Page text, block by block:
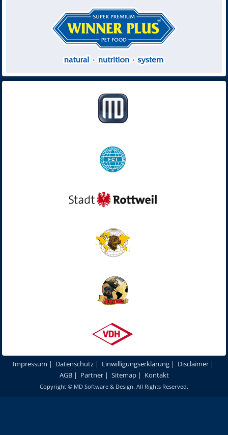
Impressum | Datenschutz | Einwilligungserklärung | Disclaimer |
AGB| Partner| Sitemap| Kontakt
Copyright © MD Software & Design. All Rights Reserved.